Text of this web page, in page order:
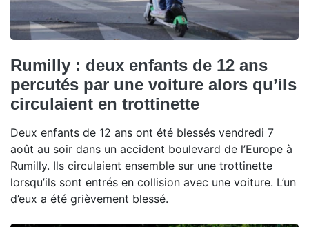
Rumilly : deux enfants de 12 ans
percutés par une voiture alors qu’ils
circulaient en trottinette
Deux enfants de 12 ans ont été blessés vendredi 7
août au soir dans un accident boulevard de l’Europe à
Rumilly. Ils circulaient ensemble sur une trottinette
lorsqu’ils sont entrés en collision avec une voiture. L’un
d’eux a été grièvement blessé.